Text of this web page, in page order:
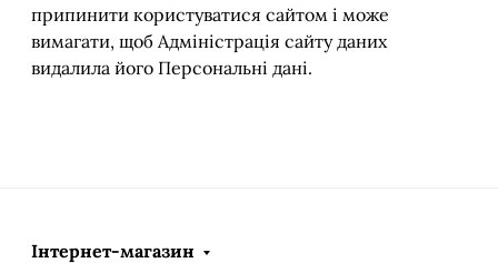
припинити користуватися сайтом і може
вимагати, щоб Адміністрація сайту даних
видалила його Персональні дані.
Інтернет-магазин